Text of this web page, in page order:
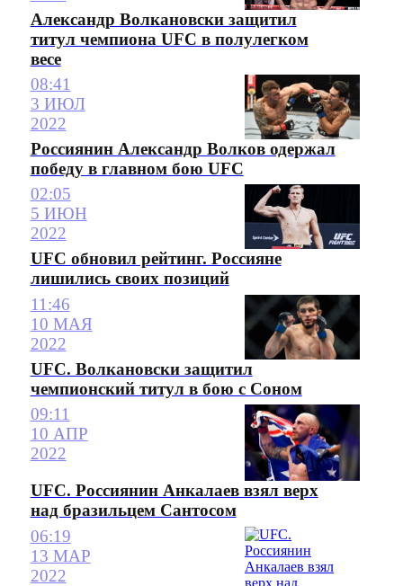
Александр Волкановски защитил
титул чемпиона UFC в полулегком
весе
08:41
3 ИЮЛ
2022
Россиянин Александр Волков одержал
победу в главном бою UFC
02:05
5 ИЮН
2022
UFC обновил рейтинг. Россияне
лишились своих позиций
11:46
10 МАЯ
2022
UFC. Волкановски защитил
чемпионский титул в бою с Соном
09:11
10 АПР
2022
UFC. Россиянин Анкалаев взял верх
над бразильцем Сантосом
06:19
13 МАР
2022